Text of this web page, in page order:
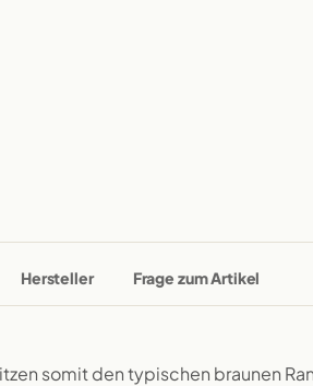
Hersteller Frage zum Artikel
somit den typischen braunen